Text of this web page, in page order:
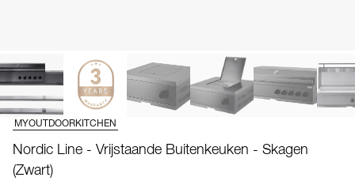
MYOUTDOORKITCHEN
Nordic Line - Vrijstaande Buitenkeuken - Skagen
(Zwart)